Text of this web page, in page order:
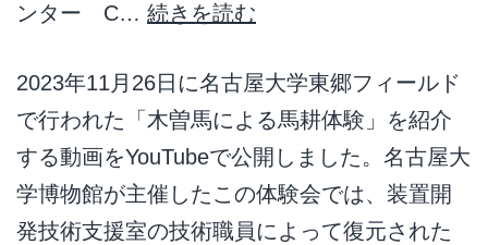
ンター C… 続きを読む
2023年11月26日に名古屋大学東郷フィールド
で行われた「木曽馬による馬耕体験」を紹介
する動画をYouTubeで公開しました。名古屋大
学博物館が主催したこの体験会では、装置開
発技術支援室の技術職員によって復元された